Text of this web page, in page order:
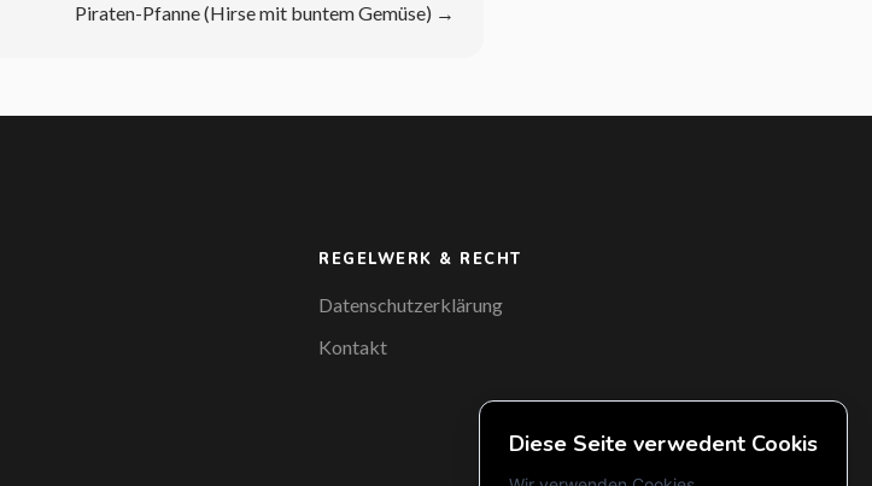
Piraten-Pfanne (Hirse mit buntem Gemüse) →
REGELWERK & RECHT
Datenschutzerklärung
Kontakt
Diese Seite verwedent Cookis